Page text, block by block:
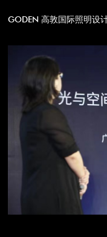
GODEN 高敦国际照明设